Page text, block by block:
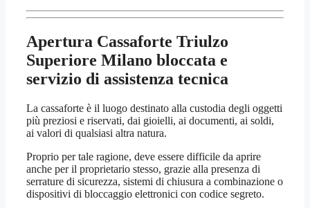
Apertura Cassaforte Triulzo
Superiore Milano bloccata e
servizio di assistenza tecnica
La cassaforte è il luogo destinato alla custodia degli oggetti
più preziosi e riservati, dai gioielli, ai documenti, ai soldi,
ai valori di qualsiasi altra natura.
Proprio per tale ragione, deve essere difficile da aprire
anche per il proprietario stesso, grazie alla presenza di
serrature di sicurezza, sistemi di chiusura a combinazione o
dispositivi di bloccaggio elettronici con codice segreto.